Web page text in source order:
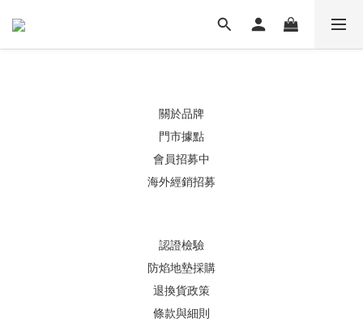
關於品牌
門市據點
會員招募中
海外經銷招募
認證檢驗
防焰地墊採購
退換貨政策
條款與細則